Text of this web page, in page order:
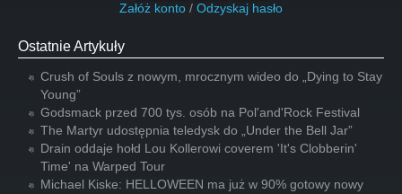
Załóż konto / Odzyskaj hasło
Ostatnie Artykuły
Crush of Souls z nowym, mrocznym wideo do „Dying to Stay
Young”
Godsmack przed 700 tys. osób na Pol'and'Rock Festival
The Martyr udostępnia teledysk do „Under the Bell Jar”
Drain oddaje hołd Lou Kollerowi coverem 'It's Clobberin'
Time' na Warped Tour
Michael Kiske: HELLOWEEN ma już w 90% gotowy nowy